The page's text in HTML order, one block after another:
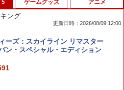
ク・チュンソフト 【Switch2】サ
パンク2077 アルティメットエデ
2077 UE]
5
ング
更新日時：2026/08/09 12:00
ーズ：スカイライン リマスター
ン・スペシャル・エディション
ゲームグッズ アニメ